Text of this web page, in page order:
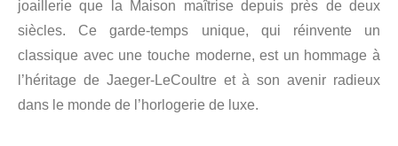
joaillerie que la Maison maîtrise depuis près de deux
siècles. Ce garde-temps unique, qui réinvente un
classique avec une touche moderne, est un hommage à
l’héritage de Jaeger-LeCoultre et à son avenir radieux
dans le monde de l’horlogerie de luxe.